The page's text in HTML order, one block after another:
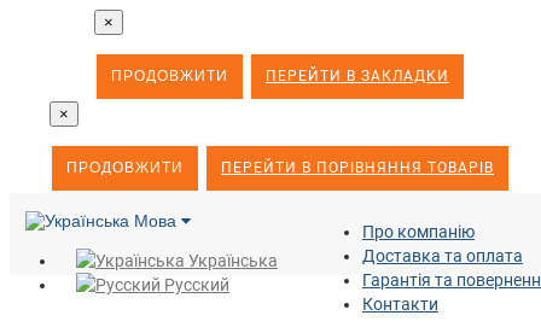
×
ПРОДОВЖИТИ ПЕРЕЙТИ В ЗАКЛАДКИ
×
ПРОДОВЖИТИ ПЕРЕЙТИ В ПОРІВНЯННЯ ТОВАРІВ
Мова
Українська
Русский
Про компанію
Доставка та оплата
Гарантія та
Контакти